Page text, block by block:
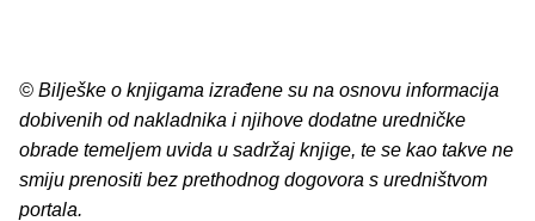
© Bilješke o knjigama izrađene su na osnovu informacija
dobivenih od nakladnika i njihove dodatne uredničke
obrade temeljem uvida u sadržaj knjige, te se kao takve ne
smiju prenositi bez prethodnog dogovora s uredništvom
portala.